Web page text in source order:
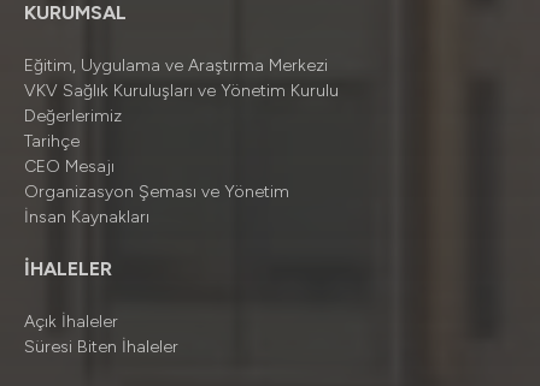
KURUMSAL
Eğitim, Uygulama ve Araştırma Merkezi
VKV Sağlık Kuruluşları ve Yönetim Kurulu
Değerlerimiz
Tarihçe
CEO Mesajı
Organizasyon Şeması ve Yönetim
İnsan Kaynakları
İHALELER
Açık İhaleler
Süresi Biten İhaleler